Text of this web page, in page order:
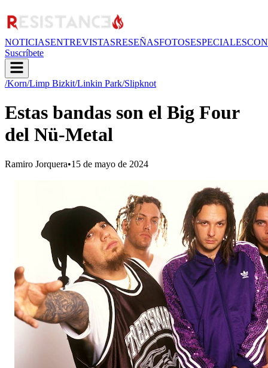
NOTICIASENTREVISTASRESEÑASFOTOSESPECIALES
Suscríbete
/Korn/Limp Bizkit/Linkin Park/Slipknot
Estas bandas son el Big Four
del Nü-Metal
Ramiro Jorquera•15 de mayo de 2024